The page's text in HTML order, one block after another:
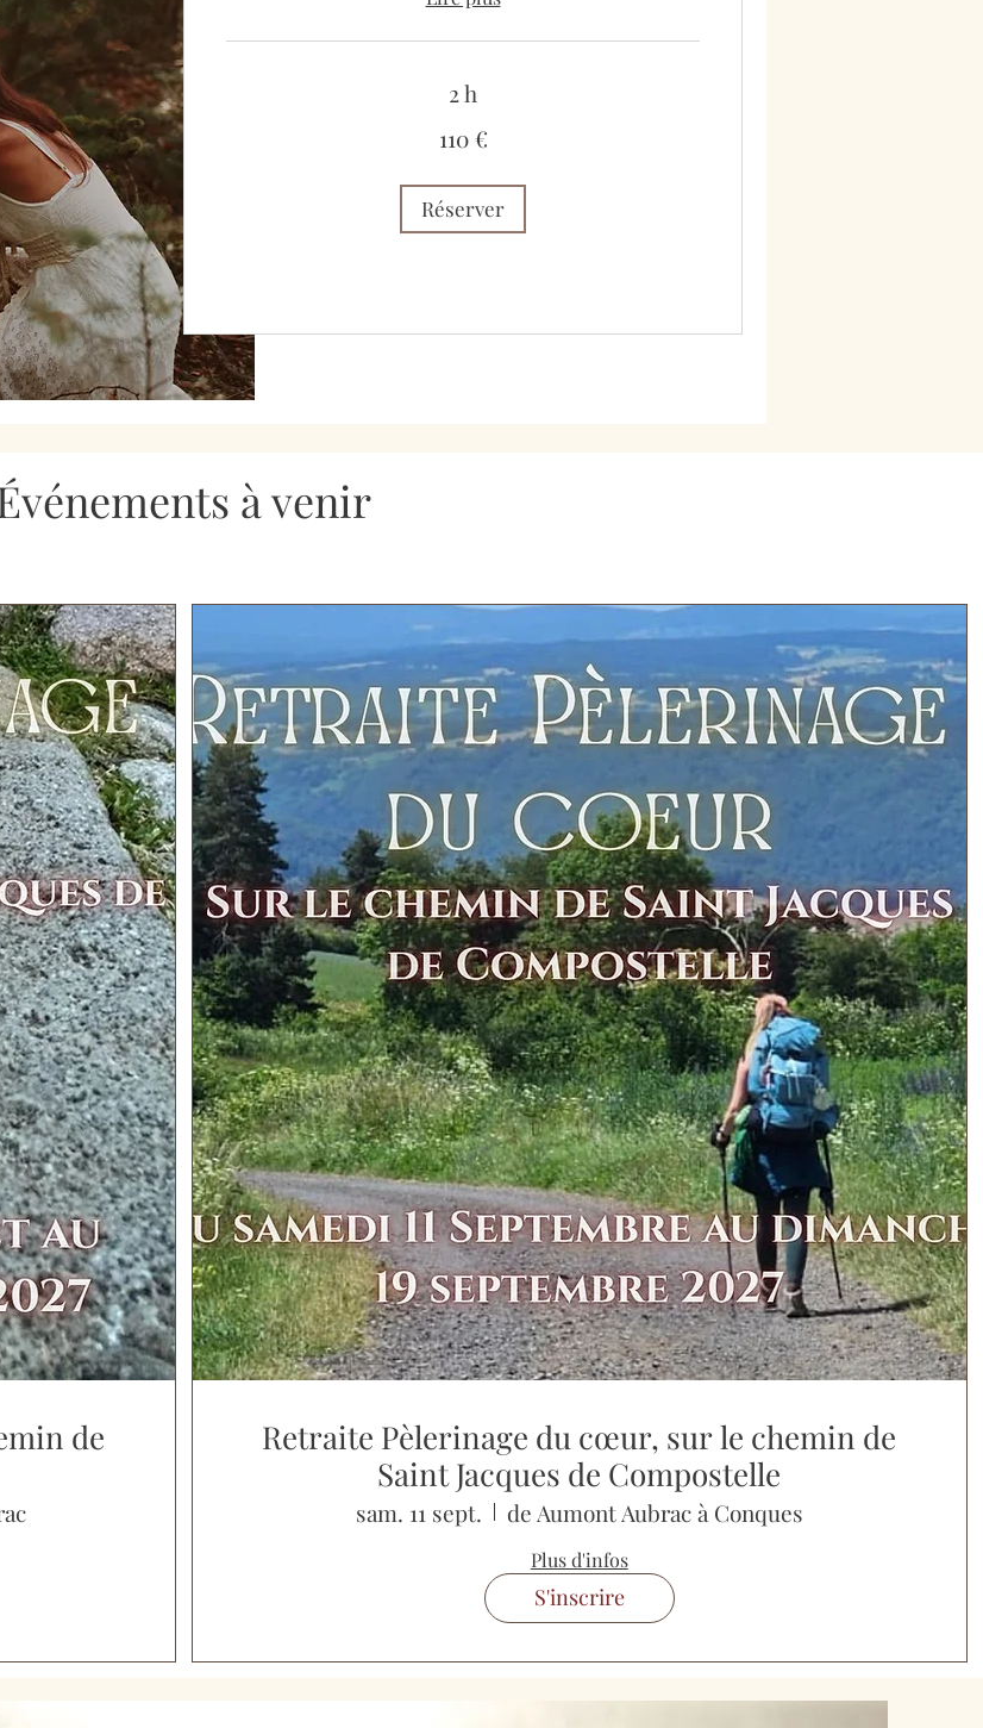
2 h
110 €
Réserver
à venir
de
Retraite Pèlerinage du cœur, sur le chemin de
Saint Jacques de Compostelle
sam. 11 sept. de Aumont Aubrac à Conques
Plus d'infos
S'inscrire